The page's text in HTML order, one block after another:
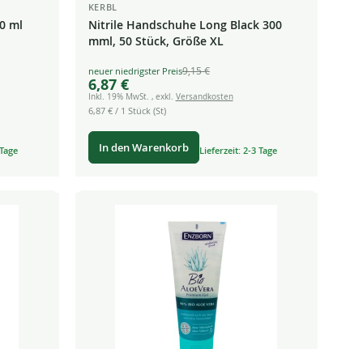
ml
KERBL
Nitrile Handschuhe Long Black 300
mml, 50 Stück, Größe XL
Special
Price
6,87 €
9,15 €
Inkl. 19% MwSt. , exkl. Versandkosten
6,87 €/ 1 Stück (St)
In den Warenkorb Lieferzeit: 2-3 Tage